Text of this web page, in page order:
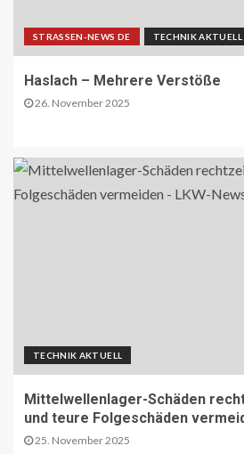
STRASSEN-NEWS DE TECHNIK AKTUELL
Haslach – Mehrere Verstöße
26. November 2025
TECHNIK AKTUELL
Mittelwellenlager-Schäden
und teure Folgeschäden
25. November 2025